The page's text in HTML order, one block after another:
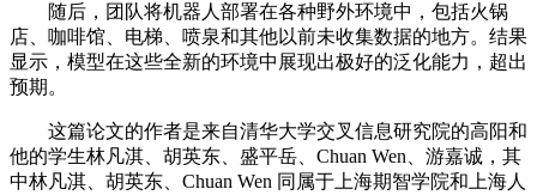
随后，团队将机器人部署在各种野外环境中，包括火锅
店、咖啡馆、电梯、喷泉和其他以前未收集数据的地方。结果
显示，模型在这些全新的环境中展现出极好的泛化能力，超出
预期。
这篇论文的作者是来自清华大学交叉信息研究院的高阳和
他的学生林凡淇、胡英东、盛平岳、Chuan Wen、游嘉诚，其
中林凡淇、胡英东、Chuan Wen 同属于上海期智学院和上海人